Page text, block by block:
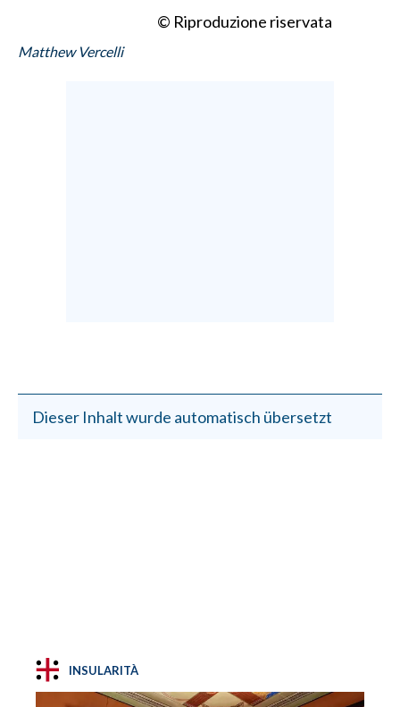
PUBBLICITÀ
© Riproduzione riservata
Matthew Vercelli
Dieser Inhalt wurde automatisch übersetzt
INSULARITÀ